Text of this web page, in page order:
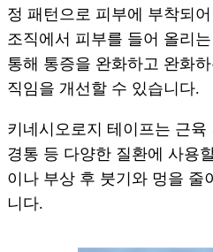
정 패턴으로 피부에 부착되
조직에서 피부를 들어 올리
통해 통증을 완화하고 완화
직임을 개선할 수 있습니다.
키네시오로지 테이프는 근
경통 등 다양한 질환에 사용
이나 부상 후 붓기와 멍을 줄
니다.